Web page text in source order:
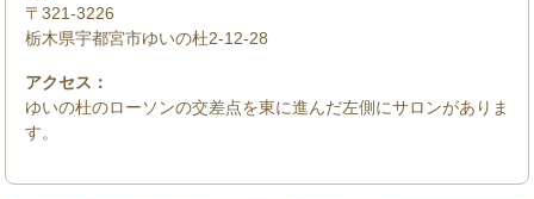
〒321-3226
栃木県宇都宮市ゆいの杜2-12-28
アクセス：
ゆいの杜のローソンの交差点を東に進んだ左側にサロンがありま
す。